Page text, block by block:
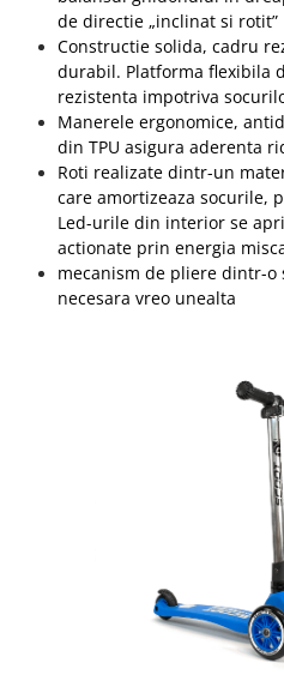
de directie „inclinat si rotit”
Constructie solida, cadru
durabil. Platforma flexibila
rezistenta impotriva
Manerele ergonomice,
din TPU asigura aderenta
Roti realizate dintr-un
care amortizeaza socurile,
Led-urile din interior se
actionate prin energia
mecanism de pliere dintr-o
necesara vreo unealta